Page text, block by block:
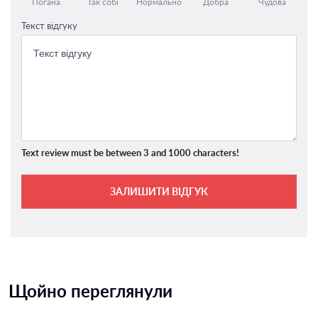
Текст відгуку
Text review must be between 3 and 1000 characters!
ЗАЛИШИТИ ВІДГУК
Щойно переглянули